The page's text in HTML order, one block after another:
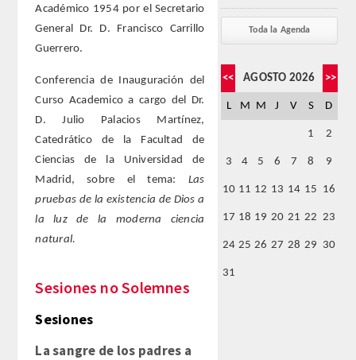
FARMACIA
CIENCIAS POLíTICAS Y DE LA ECONOMíA
CORRESPONDIENTES
Nacionales
Académico 1954 por el Secretario
General Dr. D. Francisco Carrillo
Guerrero.
Conferencia de Inauguración del
Curso Academico a cargo del Dr.
D. Julio Palacios Martínez,
Catedrático de la Facultad de
Ciencias de la Universidad de
Madrid, sobre el tema: Las
pruebas de la existencia de Dios a
la luz de la moderna ciencia
natural.
Sesiones no Solemnes
Sesiones
La sangre de los padres a
Toda la Agenda
<< AGOSTO 2026 >>
L M M J V S D
1 2
3 4 5 6 7 8 9
10 11 12 13 14 15 16
17 18 19 20 21 22 23
24 25 26 27 28 29 30
31